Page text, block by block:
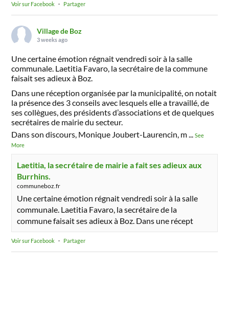
Voir sur Facebook · Partager
Village de Boz
3 weeks ago
Une certaine émotion régnait vendredi soir à la salle
communale. Laetitia Favaro, la secrétaire de la commune
faisait ses adieux à Boz.
Dans une réception organisée par la municipalité, on notait
la présence des 3 conseils avec lesquels elle a travaillé, de
ses collègues, des présidents d’associations et de quelques
secrétaires de mairie du secteur.
Dans son discours, Monique Joubert-Laurencin, m...See
More
Laetitia, la secrétaire de mairie a fait ses adieux aux
Burrhins.
communeboz.fr
Une certaine émotion régnait vendredi soir à la salle
communale. Laetitia Favaro, la secrétaire de la
commune faisait ses adieux à Boz. Dans une récept
Voir sur Facebook · Partager